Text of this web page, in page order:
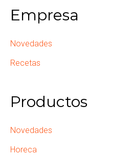
Empresa
Novedades
Recetas
Productos
Novedades
Horeca